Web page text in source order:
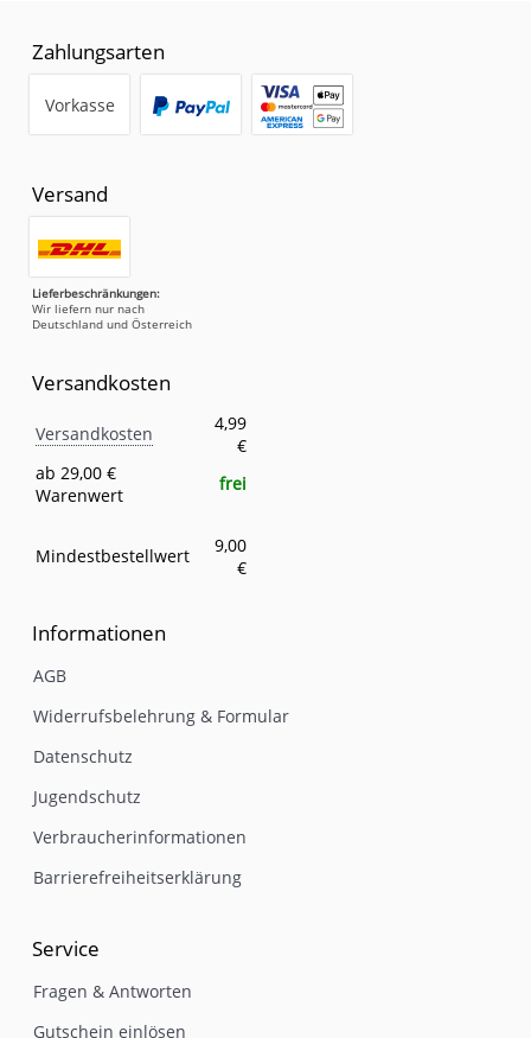
Zahlungsarten
Vorkasse
Versand
Lieferbeschränkungen:
Wir liefern nur nach
Deutschland und Österreich
Versandkosten
Versandkosten
4,99
€
ab 29,00 €
Warenwert
frei
Mindestbestellwert
9,00
€
Informationen
AGB
Widerrufsbelehrung & Formular
Datenschutz
Jugendschutz
Verbraucherinformationen
Barrierefreiheitserklärung
Service
Fragen & Antworten
Gutschein einlösen